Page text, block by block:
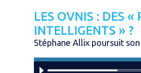
LES OVNIS : DES «
INTELLIGENTS » ?
Stéphane Allix poursuit